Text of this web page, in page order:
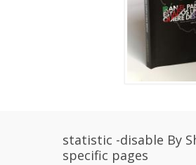
statistic -disable By
specific pages